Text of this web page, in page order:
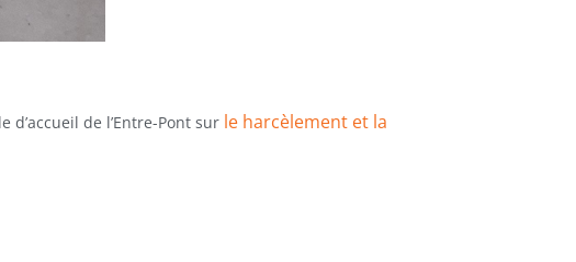
de l’Entre-Pont sur le harcèlement et la